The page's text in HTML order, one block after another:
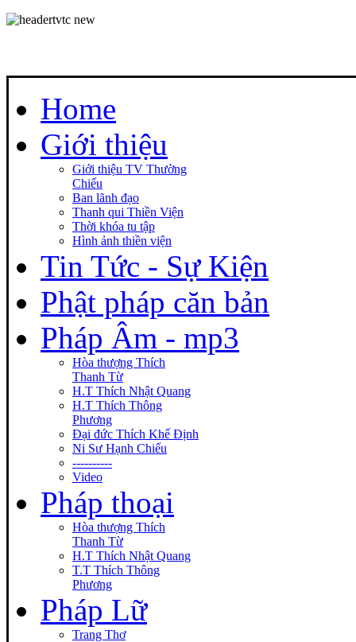
Home
Giới thiệu
Giới thiệu TV Thường
Chiếu
Ban lãnh đạo
Thanh qui Thiền Viện
Thời khóa tu tập
Hình ảnh thiền viện
Tin Tức - Sự Kiện
Phật pháp căn bản
Pháp Âm - mp3
Hòa thượng Thích
Thanh Từ
H.T Thích Nhật Quang
H.T Thích Thông
Phương
Đại đức Thích Khế Định
Ni Sư Hạnh Chiếu
----------
Video
Pháp thoại
Hòa thượng Thích
Thanh Từ
H.T Thích Nhật Quang
T.T Thích Thông
Phương
Pháp Lữ
Trang Thơ